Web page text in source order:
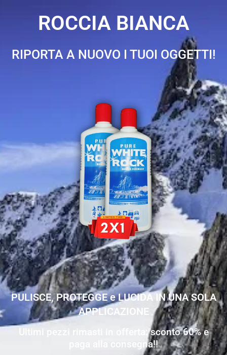
ROCCIA BIANCA
RIPORTA A NUOVO I TUOI OGGETTI!
PULISCE, PROTEGGE e LUCIDA IN UNA SOLA
APPLICAZIONE
Ultimi pezzi rimasti in offerta: sconto 60% e
paga alla consegna!!